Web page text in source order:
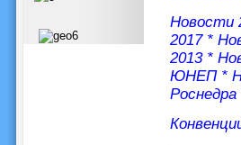
Новости
2017*
2013 *
ЮНЕП*
Роснедра